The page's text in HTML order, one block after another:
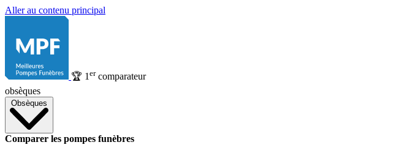
Aller au contenu principal
🏆 1 ercomparateur
obsèques
Obsèques
Comparer les pompes funèbres